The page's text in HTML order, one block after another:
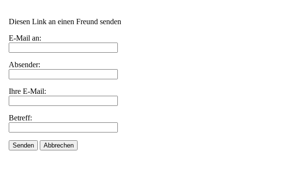
Diesen Link an einen Freund senden
E-Mail an:
Absender:
Ihre E-Mail:
Betreff:
Senden Abbrechen